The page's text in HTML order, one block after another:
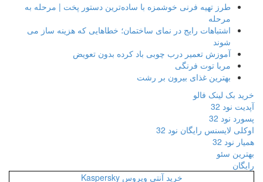
طرز تهیه فرنی خوشمزه با ساده‌ترین دستور پخت | مرحله به
مرحله
اشتباهات رایج در نمای ساختمان؛ خطاهایی که هزینه ساز می
شوند
آموزش تعمیر درب چوبی باد کرده بدون تعویض
مربا توت فرنگی
بهترین غذای بیرون بر رشت
خرید بک لینک فالو
آپدیت نود 32
پسورد نود 32
اوکلی لایسنس رایگان نود 32
همیار نود 32
بهترین سئو
رایگان
خرید آنتی ویروس Kaspersky